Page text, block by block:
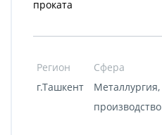
проката
Регион Сфера
г.Ташкент
Металлургия,
производство